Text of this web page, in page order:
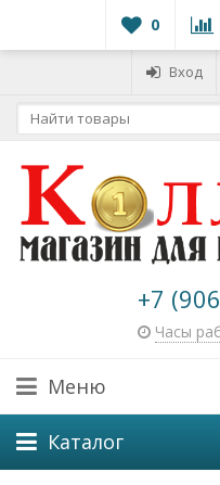
0
Вход
+7
Часы
Меню
Каталог